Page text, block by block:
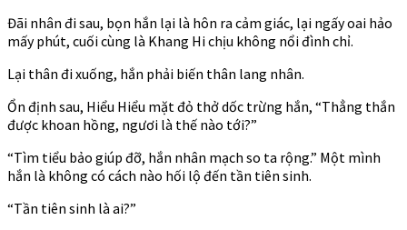
Đãi nhân đi sau, bọn hắn lại là hôn ra cảm giác, lại ngấy oai hảo
mấy phút, cuối cùng là Khang Hi chịu không nổi đình chỉ.
Lại thân đi xuống, hắn phải biến thân lang nhân.
Ổn định sau, Hiểu Hiểu mặt đỏ thở dốc trừng hắn, “Thẳng thắn
được khoan hồng, ngươi là thế nào tới?”
“Tìm tiểu bảo giúp đỡ, hắn nhân mạch so ta rộng.” Một mình
hắn là không có cách nào hối lộ đến tần tiên sinh.
“Tần tiên sinh là ai?”